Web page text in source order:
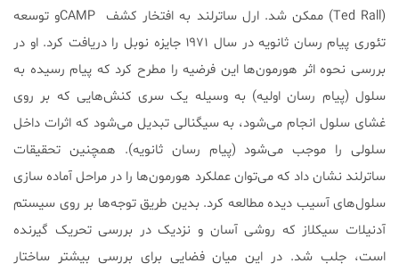
(Ted Rall) ممکن شد. ارل ساترلند به افتخار کشف CAMPو توسعه
تئوری پیام رسان ثانویه در سال ۱۹۷۱ جایزه نوبل را دریافت کرد. او در
بررسی نحوه اثر هورمون‌ها این فرضیه را مطرح کرد که پیام رسیده به
سلول (پیام رسان اولیه) به وسیله یک سری کنش‌هایی که بر روی
غشای سلول انجام می‌شود، به سیگنالی تبدیل می‌شود که اثرات داخل
سلولی را موجب می‌شود (پیام رسان ثانویه). همچنین تحقیقات
ساترلند نشان داد که می‌توان عملکرد هورمون‌ها را در مراحل آماده سازی
سلول‌های آسیب دیده مطالعه کرد. بدین طریق توجه‌ها بر روی سیستم
آدنیلات سیکلاز که روشی آسان و نزدیک در بررسی تحریک گیرنده
است، جلب شد. در این میان فضایی برای بررسی بیشتر ساختار